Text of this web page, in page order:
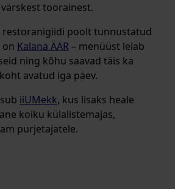
toorainest.
restoranigiidi poolt tunnustatud
Kalana ÄÄR – menüüst leiab
ning kõhu saavad täis ka
avatud iga päev.
iiUMekk, kus lisaks heale
koiku külalistemajas,
purjetajatele.